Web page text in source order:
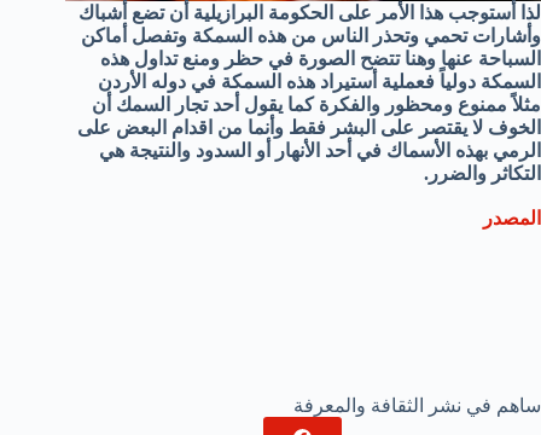
لذا أستوجب هذا الأمر على الحكومة البرازيلية أن تضع أشباك
وأشارات تحمي وتحذر الناس من هذه السمكة وتفصل أماكن
السباحة عنها وهنا تتضح الصورة في حظر ومنع تداول هذه
السمكة دولياً فعملية أستيراد هذه السمكة في دوله الأردن
مثلاً ممنوع ومحظور والفكرة كما يقول أحد تجار السمك أن
الخوف لا يقتصر على البشر فقط وأنما من اقدام البعض على
الرمي بهذه الأسماك في أحد الأنهار أو السدود والنتيجة هي
التكاثر والضرر.
المصدر
ساهم في نشر الثقافة والمعرفة